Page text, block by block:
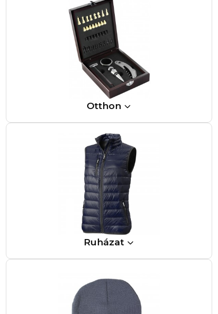
Otthon
Ruházat